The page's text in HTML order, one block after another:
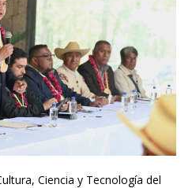
Ciencia y Tecnología del